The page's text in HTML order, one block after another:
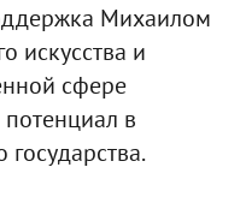
Михаилом
искусства и
сфере
в
государства.